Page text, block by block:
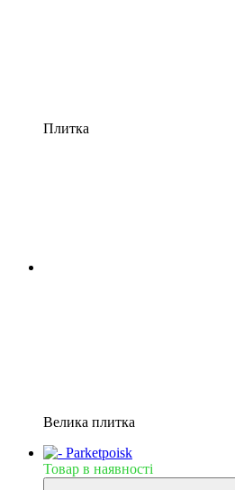
Плитка
Велика плитка
Товар в наявності